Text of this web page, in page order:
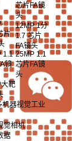
芯片FA镜
头
片
12MP 1分
1.7 芯片
FA镜头
1.1
镜
25MP 1.1
芯片FA镜
头
靶
机器视觉工业
觉相机
据